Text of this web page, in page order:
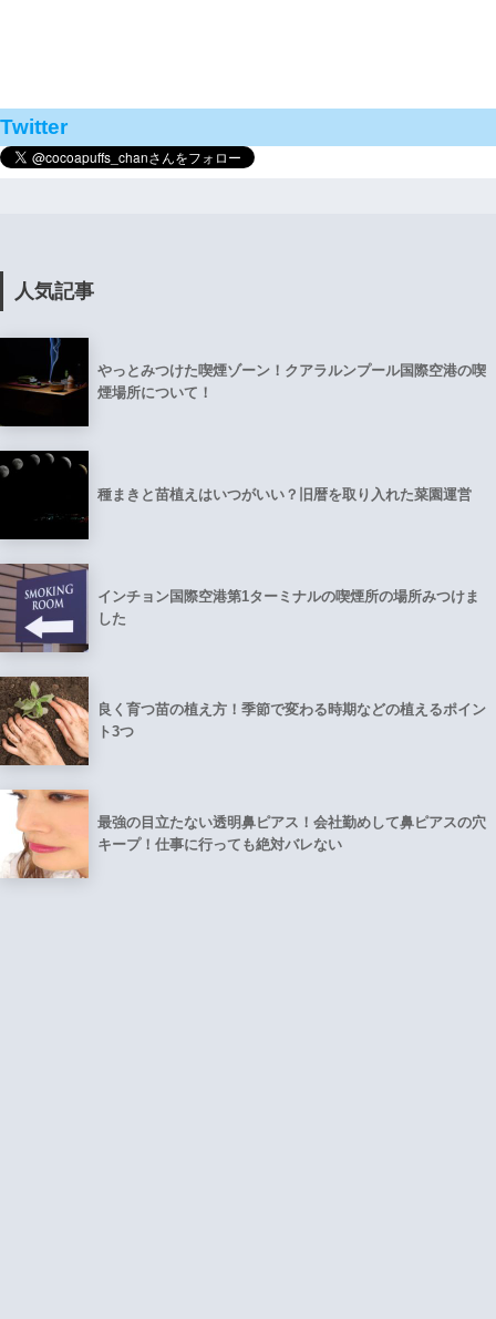
Twitter
人気記事
やっとみつけた喫煙ゾーン！クアラルンプール国際空港の喫
煙場所について！
種まきと苗植えはいつがいい？旧暦を取り入れた菜園運営
インチョン国際空港第1ターミナルの喫煙所の場所みつけま
した
良く育つ苗の植え方！季節で変わる時期などの植えるポイン
ト3つ
最強の目立たない透明鼻ピアス！会社勤めして鼻ピアスの穴
キープ！仕事に行っても絶対バレない